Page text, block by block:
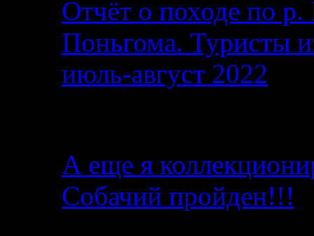
Отчёт о походе по р.
Поньгома. Туристы
июль-август 2022
А еще я
Собачий пройден!!!